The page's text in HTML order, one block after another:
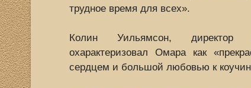
трудное время для всех».
Колин Уильямсон, директор
охарактеризовал Омара как
сердцем и большой любовью к